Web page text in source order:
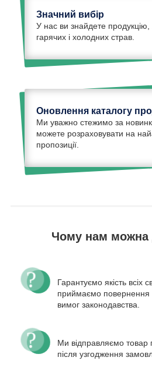
Значний вибір
У нас ви знайдете продукцію,
гарячих і холодних страв.
Оновлення каталогу
Ми уважно стежимо за
можете розраховувати на
пропозиції.
Чому нам можна
Гарантуємо якість всіх
приймаємо повернення
вимог законодавства.
Ми відправляємо товар
після узгодження